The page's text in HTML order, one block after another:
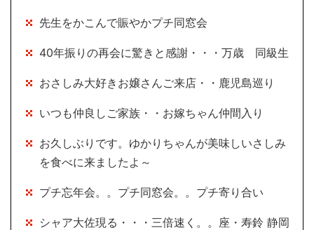
先生をかこんで賑やかプチ同窓会
40年振りの再会に驚きと感謝・・・万歳 同級生
おさしみ大好きお嬢さんご来店・・鹿児島巡り
いつも仲良しご家族・・お嫁ちゃん仲間入り
お久しぶりです。ゆかりちゃんが美味しいさしみ
を食べに来ましたよ～
プチ忘年会。。プチ同窓会。。プチ寄り合い
シャア大佐現る・・・三倍速く。。座・寿鈴 静岡